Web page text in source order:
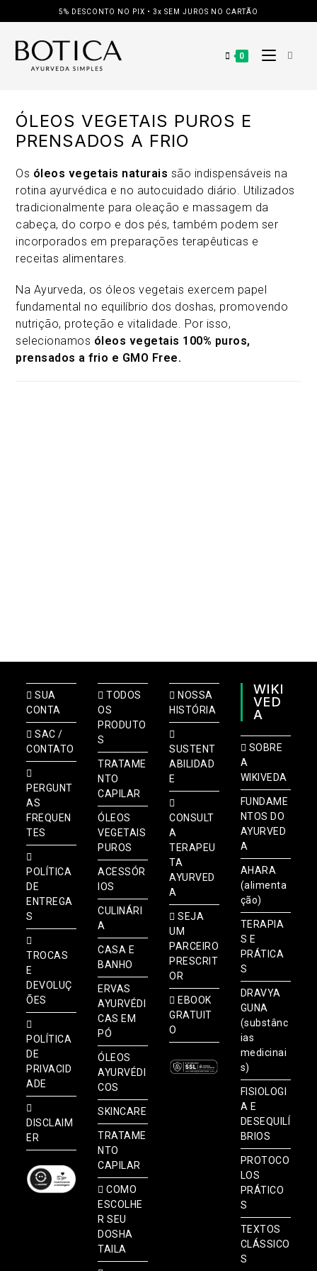
para
conteúdo
5% DESCONTO NO PIX • 3x SEM JUROS NO CARTÃO
0
ÓLEOS VEGETAIS PUROS E
PRENSADOS A FRIO
Os óleos vegetais naturais são indispensáveis na
rotina ayurvédica e no autocuidado diário. Utilizados
tradicionalmente para oleação e massagem da
cabeça, do corpo e dos pés, também podem ser
incorporados em preparações terapêuticas e
receitas alimentares.
Na Ayurveda, os óleos vegetais exercem papel
fundamental no equilíbrio dos doshas, promovendo
nutrição, proteção e vitalidade. Por isso,
selecionamos óleos vegetais 100% puros,
prensados a frio e GMO Free.
SUA
CONTA
SAC /
CONTATO
PERGUNT
AS
FREQUEN
TES
POLÍTICA
DE
ENTREGA
S
TROCAS
E
DEVOLUÇ
ÕES
POLÍTICA
DE
PRIVACID
ADE
DISCLAIM
ER
TODOS
OS
PRODUTO
S
TRATAME
NTO
CAPILAR
ÓLEOS
VEGETAIS
PUROS
ACESSÓR
IOS
CULINÁRI
A
CASA E
BANHO
ERVAS
AYURVÉDI
CAS EM
PÓ
ÓLEOS
AYURVÉDI
COS
SKINCARE
TRATAME
NTO
CAPILAR
COMO
ESCOLHE
R SEU
DOSHA
TAILA
NOSSA
HISTÓRIA
SUSTENT
ABILIDAD
E
CONSULT
A
TERAPEU
TA
AYURVED
A
SEJA
UM
PARCEIRO
PRESCRIT
OR
EBOOK
GRATUIT
O
WIKI
VED
A
SOBRE
A
WIKIVEDA
FUNDAME
NTOS DO
AYURVED
A
AHARA
(alimenta
ção)
TERAPIA
S E
PRÁTICA
S
DRAVYA
GUNA
(substânc
ias
medicinai
s)
FISIOLOGI
A E
DESEQUILÍ
BRIOS
PROTOCO
LOS
PRÁTICO
S
TEXTOS
CLÁSSICO
S